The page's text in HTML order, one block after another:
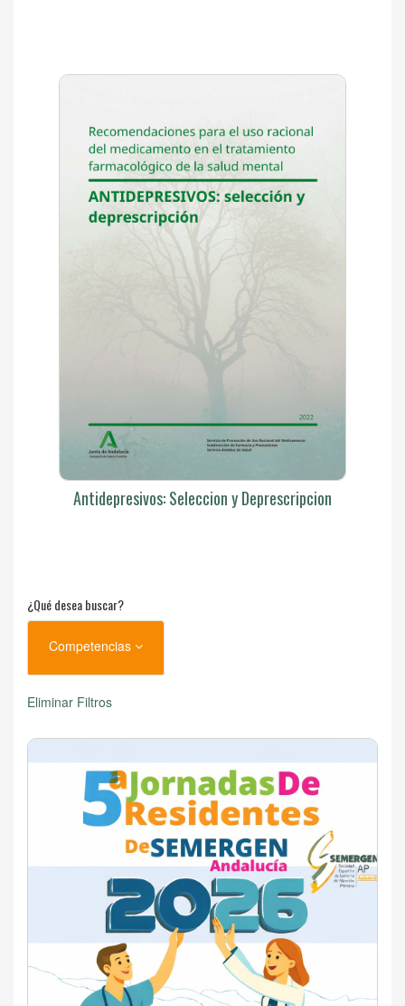
Antidepresivos: Seleccion y Deprescripcion
¿Qué desea buscar?
Competencias
Eliminar Filtros